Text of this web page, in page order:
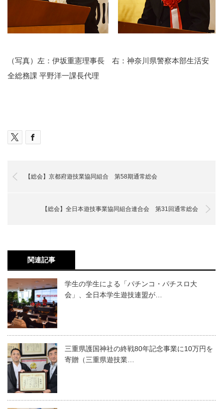
（写真）左：伊坂重憲理事長 右：神奈川県警察本部生活安
全総務課 平野洋一課長代理
【総会】京都府遊技業協同組合 第58期通常総会
【総会】全日本遊技事業協同組合連合会 第31回通常総会
関連記事
学生の学生による「パチンコ・パチスロ大
会」、全日本学生遊技連盟が…
三重県護国神社の終戦80年記念事業に10万円を
寄贈（三重県遊技業…